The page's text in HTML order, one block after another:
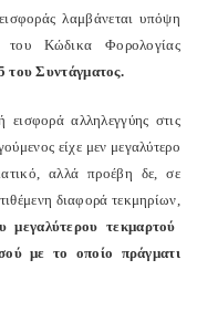
λαμβάνεται υπόψη
Κώδικα Φορολογίας
του Συντάγματος.
αλληλεγγύης στις
είχε μεν μεγαλύτερο
αλλά προέβη δε, σε
διαφορά τεκμηρίων,
μεγαλύτερου τεκμαρτού
με το οποίο πράγματι